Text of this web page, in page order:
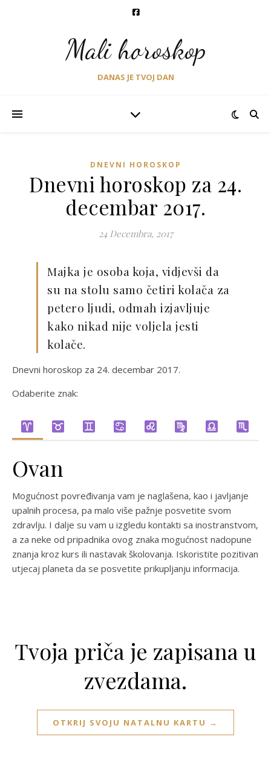
Mali horoskop
DANAS JE TVOJ DAN
DNEVNI HOROSKOP
Dnevni horoskop za 24.
decembar 2017.
24 Decembra, 2017
Majka je osoba koja, vidjevši da
su na stolu samo četiri kolača za
petero ljudi, odmah izjavljuje
kako nikad nije voljela jesti
kolače.
Dnevni horoskop za 24. decembar 2017.
Odaberite znak:
Ovan
Mogućnost povređivanja vam je naglašena, kao i javljanje
upalnih procesa, pa malo više pažnje posvetite svom
zdravlju. I dalje su vam u izgledu kontakti sa inostranstvom,
a za neke od pripadnika ovog znaka mogućnost nadopune
znanja kroz kurs ili nastavak školovanja. Iskoristite pozitivan
utjecaj planeta da se posvetite prikupljanju informacija.
Tvoja priča je zapisana u
zvezdama.
OTKRIJ SVOJU NATALNU KARTU →